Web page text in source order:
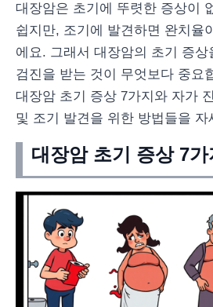
대장암은 초기에 뚜렷한 증상이
쉽지만, 조기에 발견하면 완치율
에요. 그래서 대장암의 초기 증상
검진을 받는 것이 무엇보다 중요
대장암 초기 증상 7가지와 자가
및 조기 발견을 위한 방법들을 자
대장암 초기 증상 7가